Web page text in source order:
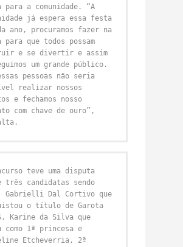
para a comunidade. “A
já espera essa festa
ano, procuramos fazer na
para que todos possam
e se divertir e assim
um grande público.
pessoas não seria
realizar nossos
e fechamos nosso
com chave de ouro”,
teve uma disputa
três candidatas sendo
Gabrielli Dal Cortivo que
o título de Garota
Karine da Silva que
como 1ª princesa e
Etcheverria, 2ª